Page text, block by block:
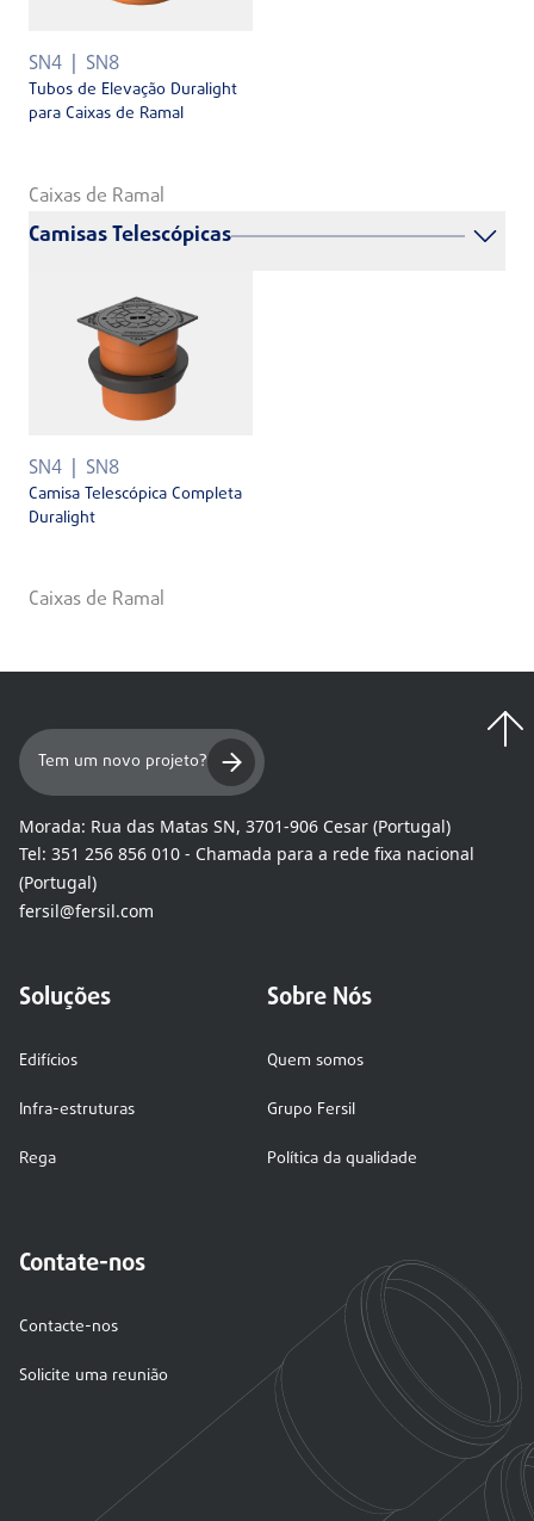
SN4 SN8
Tubos de Elevação Duralight
para Caixas de Ramal
Caixas de Ramal
Camisas Telescópicas
SN4 SN8
Camisa Telescópica Completa
Duralight
Caixas de Ramal
Tem um novo projeto?
Morada: Rua das Matas SN, 3701-906 Cesar (Portugal)
Tel: 351 256 856 010 - Chamada para a rede fixa nacional
(Portugal)
fersil@fersil.com
Soluções
Edifícios
Infra-estruturas
Rega
Sobre Nós
Quem somos
Grupo Fersil
Política da qualidade
Contate-nos
Contacte-nos
Solicite uma reunião